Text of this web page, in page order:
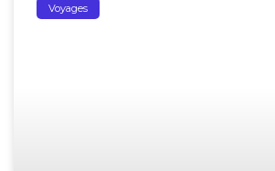
Voyages